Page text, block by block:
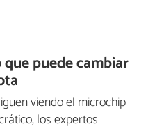
puede cambiar
viendo el microchip
los expertos